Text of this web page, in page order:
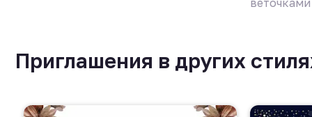
веточками
Приглашения в других